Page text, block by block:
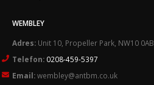
WEMBLEY
Adres: Unit 10, Propeller Park, NW10 0AB
Telefon: 0208-459-5397
Email:wembley@antbm.co.uk